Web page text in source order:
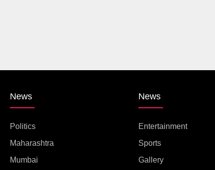
News
Politics
Maharashtra
Mumbai
News
Entertainment
Sports
Gallery